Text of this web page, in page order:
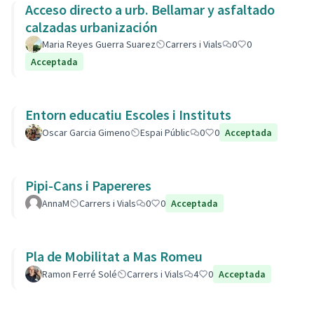
Acceso directo a urb. Bellamar y asfaltado
calzadas urbanización
Maria Reyes Guerra Suarez Carrers i Vials 0
0
Acceptada
Entorn educatiu Escoles i Instituts
Oscar Garcia Gimeno Espai Públic 0 0 Acceptada
Pipi-Cans i Papereres
AnnaM Carrers i Vials 0 0 Acceptada
Pla de Mobilitat a Mas Romeu
Ramon Ferré Solé Carrers i Vials 4 0 Acceptada